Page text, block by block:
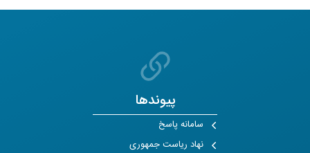
پیوندها
سامانه پاسخ
نهاد ریاست جمهوری